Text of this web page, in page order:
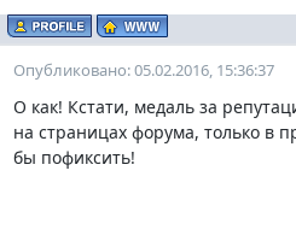
Опубликовано: 05.02.2016, 15:36:37
О как! Кстати, медаль за
на страницах форума, только в
бы пофиксить!